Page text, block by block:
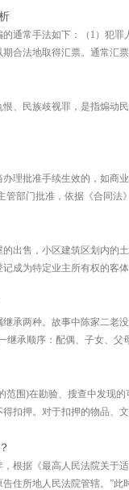
通常手法如下：（1）犯
合法地取得汇票。通常汇
、民族歧视罪，是指煽动
理批准手续生效的，如商
管部门批准，依据《合同法
出售，小区建筑区划内的
成为特定业主所有权的客
承两种。故事中陈家二老
继承顺序：配偶、子女、父
范围)在勘验、搜查中发现
扣押。对于扣押的物品、
根据《最高人民法院关于
住所地人民法院管辖。”此